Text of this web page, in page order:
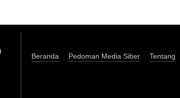
Beranda Pedoman Media Siber Tentang